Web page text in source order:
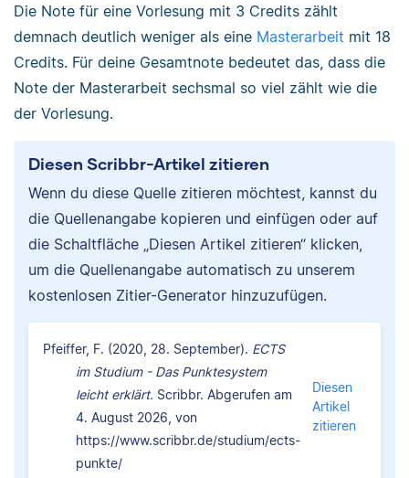
Die Note für eine Vorlesung mit 3 Credits zählt
demnach deutlich weniger als eine Masterarbeit mit 18
Credits. Für deine Gesamtnote bedeutet das, dass die
Note der Masterarbeit sechsmal so viel zählt wie die
der Vorlesung.
Diesen Scribbr-Artikel zitieren
Wenn du diese Quelle zitieren möchtest, kannst du
die Quellenangabe kopieren und einfügen oder auf
die Schaltfläche „Diesen Artikel zitieren“ klicken,
um die Quellenangabe automatisch zu unserem
kostenlosen Zitier-Generator hinzuzufügen.
Pfeiffer, F. (2020, 28. September). ECTS
im Studium - Das Punktesystem
leicht erklärt. Scribbr. Abgerufen am
4. August 2026, von
https://www.scribbr.de/studium/ects-
punkte/
Diesen
Artikel
zitieren